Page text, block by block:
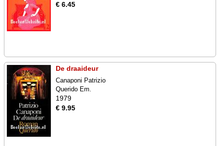
€ 6.45
De draaideur
Canaponi Patrizio
Querido Em.
1979
€ 9.95